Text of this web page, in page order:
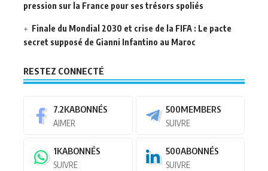
pression sur la France pour ses trésors spoliés
Finale du Mondial 2030 et crise de la FIFA : Le pacte
secret supposé de Gianni Infantino au Maroc
RESTEZ CONNECTÉ
7.2KABONNÉS
AIMER
500MEMBERS
SUIVRE
1KABONNÉS
SUIVRE
500ABONNÉS
SUIVRE